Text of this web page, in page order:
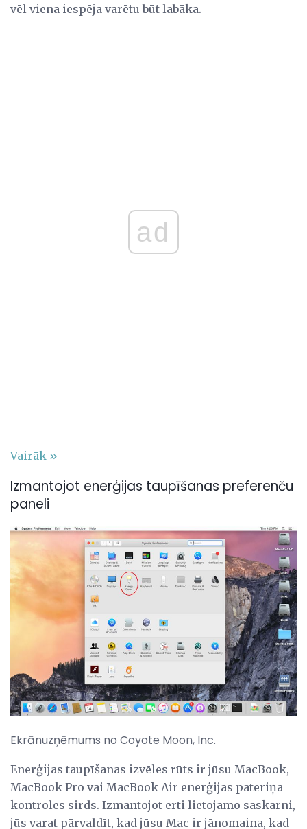
vēl viena iespēja varētu būt labāka.
ad
Vairāk »
Izmantojot enerģijas taupīšanas preferenču
paneli
Ekrānuzņēmums no Coyote Moon, Inc.
Enerģijas taupīšanas izvēles rūts ir jūsu MacBook,
MacBook Pro vai MacBook Air enerģijas patēriņa
kontroles sirds. Izmantojot ērti lietojamo saskarni,
jūs varat pārvaldīt, kad jūsu Mac ir jānomaina, kad